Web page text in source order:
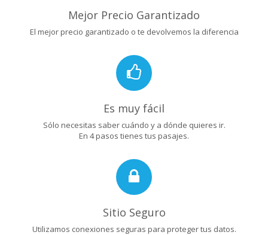
Mejor Precio Garantizado
El mejor precio garantizado o te devolvemos la diferencia
Es muy fácil
Sólo necesitas saber cuándo y a dónde quieres ir.
En 4 pasos tienes tus pasajes.
Sitio Seguro
Utilizamos conexiones seguras para proteger tus datos.